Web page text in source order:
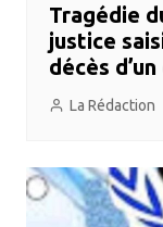
Tragédie
justice
décès
La Rédaction